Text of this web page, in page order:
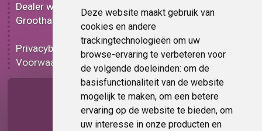
Deze website maakt gebruik van
cookies en andere
trackingtechnologieën om uw
browse-ervaring te verbeteren voor
de volgende doeleinden: om de
basisfunctionaliteit van de website
mogelijk te maken, om een betere
ervaring op de website te bieden, om
uw interesse in onze producten en
Dealer worden
Groothandel
Privacybeleid
Voorwaarden
Carbon plakplastic
Lampen folie
Functionele folie
Plakplastic korting
Op bestelling
Pagina delen